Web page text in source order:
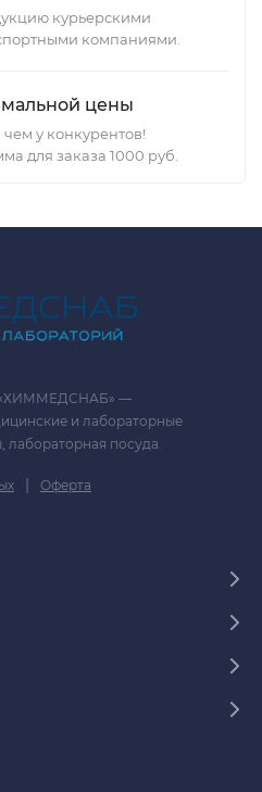
курьерскими
компаниями.
цены
у конкурентов!
для заказа 1000 руб.
«ХИММЕДСНАБ» —
и лабораторные
лабораторная посуда.
| Оферта